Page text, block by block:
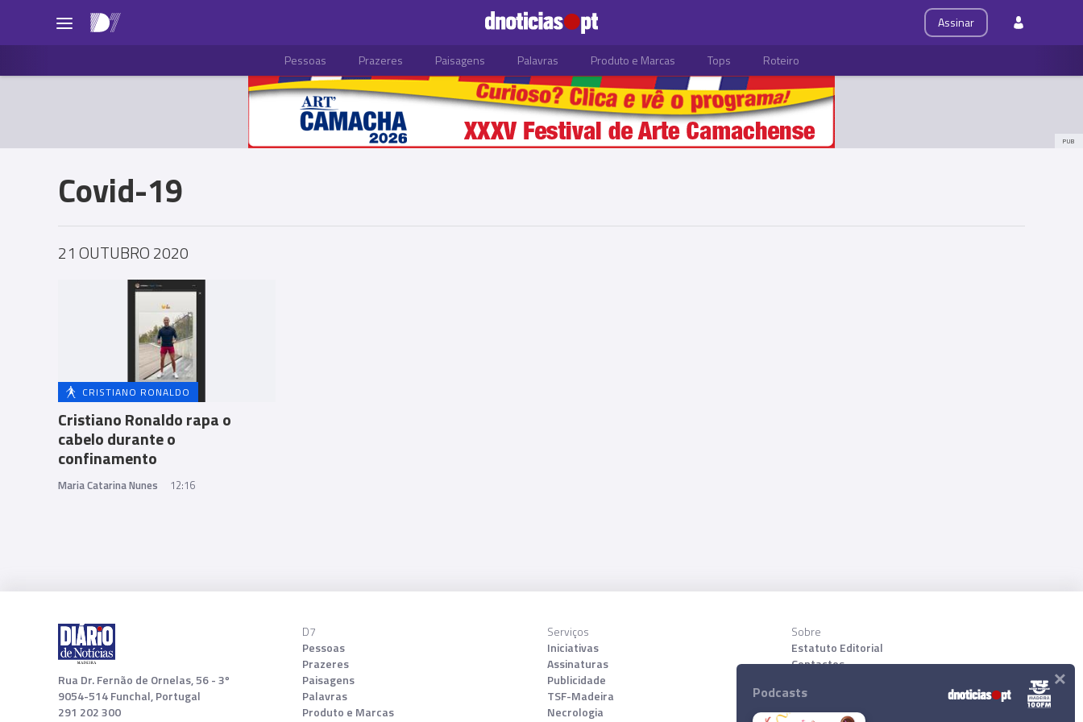
Assinar
Pessoas Prazeres Paisagens Palavras Produto e Marcas Tops Roteiro
PUB
Covid-19
21 OUTUBRO 2020
CRISTIANO RONALDO
Cristiano Ronaldo rapa o
cabelo durante o
confinamento
Maria Catarina Nunes 12:16
Rua Dr. Fernão de Ornelas, 56 - 3º
9054-514 Funchal, Portugal
291 202 300
D7
Pessoas
Prazeres
Paisagens
Palavras
Produto e Marcas
Serviços
Iniciativas
Assinaturas
Publicidade
TSF-Madeira
Necrologia
Sobre
Estatuto Editorial
Contactos
Download App
Podcasts ×